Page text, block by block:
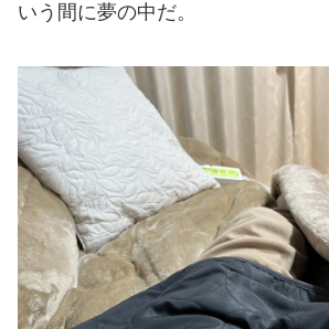
いう間に夢の中だ。